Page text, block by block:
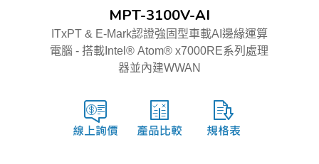
MPT-3100V-AI
ITxPT & E-Mark認證強固型車載AI邊緣運算
電腦 - 搭載Intel® Atom® x7000RE系列處理
器並內建WWAN